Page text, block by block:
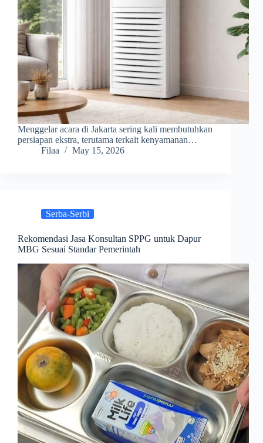
Menggelar acara di Jakarta sering kali membutuhkan
persiapan ekstra, terutama terkait kenyamanan…
Filaa
May 15, 2026
Serba-Serbi
Rekomendasi Jasa Konsultan SPPG untuk Dapur
MBG Sesuai Standar Pemerintah